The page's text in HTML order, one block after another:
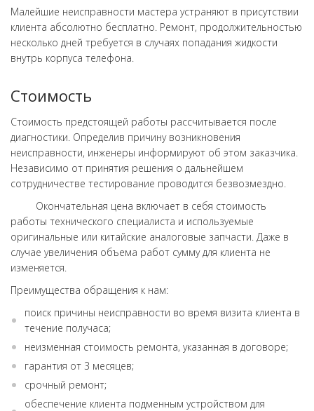
Малейшие неисправности мастера устраняют в присутствии
клиента абсолютно бесплатно. Ремонт, продолжительностью
несколько дней требуется в случаях попадания жидкости
внутрь корпуса телефона.
Стоимость
Стоимость предстоящей работы рассчитывается после
диагностики. Определив причину возникновения
неисправности, инженеры информируют об этом заказчика.
Независимо от принятия решения о дальнейшем
сотрудничестве тестирование проводится безвозмездно.
Окончательная цена включает в себя стоимость
работы технического специалиста и используемые
оригинальные или китайские аналоговые запчасти. Даже в
случае увеличения объема работ сумму для клиента не
изменяется.
Преимущества обращения к нам:
поиск причины неисправности во время визита клиента в
течение получаса;
неизменная стоимость ремонта, указанная в договоре;
гарантия от 3 месяцев;
срочный ремонт;
обеспечение клиента подменным устройством для